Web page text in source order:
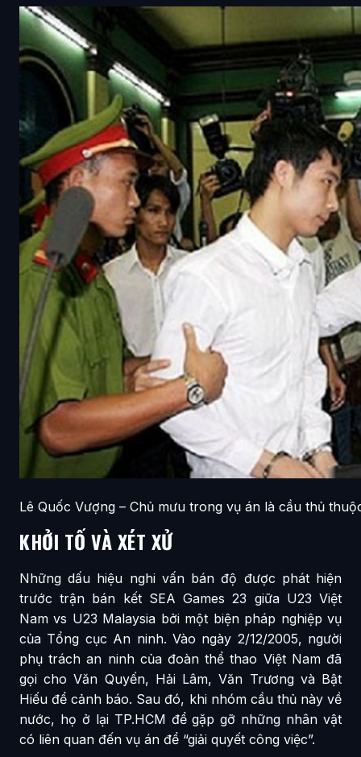
Lê Quốc Vượng – Chủ mưu trong vụ án là cầu thủ
KHỞI TỐ VÀ XÉT XỬ
Những dấu hiệu nghi vấn bán độ được phát hiện
trước trận bán kết SEA Games 23 giữa U23 Việt
Nam vs U23 Malaysia bởi một biện pháp nghiệp vụ
của Tổng cục An ninh. Vào ngày 2/12/2005, người
phụ trách an ninh của đoàn thể thao Việt Nam đã
gọi cho Văn Quyến, Hải Lâm, Văn Trương và Bật
Hiếu để cảnh báo. Sau đó, khi nhóm cầu thủ này về
nước, họ ở lại TP.HCM để gặp gỡ những nhân vật
có liên quan đến vụ án để “giải quyết công việc”.